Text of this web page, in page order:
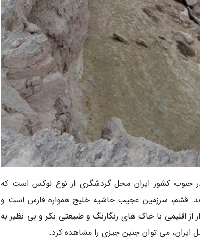
در جنوب کشور ایران محل گردشگری از نوع لوکس است که
دهد. قشم، سرزمین عجیب حاشیه خلیج همواره فارس است و
اقلیمی با خاک های رنگارنگ و طبیعتی بکر و بی نظیر به
ایران، می توان چنین چیزی را مشاهده کرد.